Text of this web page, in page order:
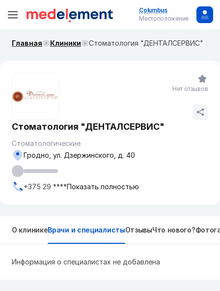
Columbus
Местоположение
Главная Клиники Стоматология "ДЕНТАЛСЕРВИС"
Стоматология "ДЕНТАЛСЕРВИС"
Стоматологические
Гродно, ул. Дзержинского, д. 40
+375 29 ****Показать полностью
Нет отзывов
О клиникеВрачи и специалистыОтзывыЧто нового?
Информация о специалистах не добавлена